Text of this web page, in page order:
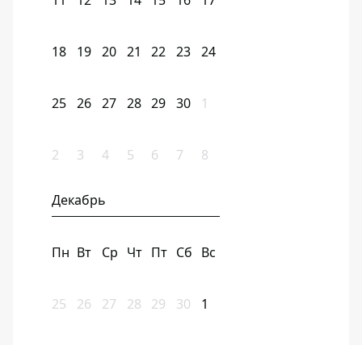
18 19 20 21 22 23 24
25 26 27 28 29 30 1
2 3 4 5 6 7 8
Декабрь
Пн Вт Ср Чт Пт Сб Вс
25 26 27 28 29 30 1